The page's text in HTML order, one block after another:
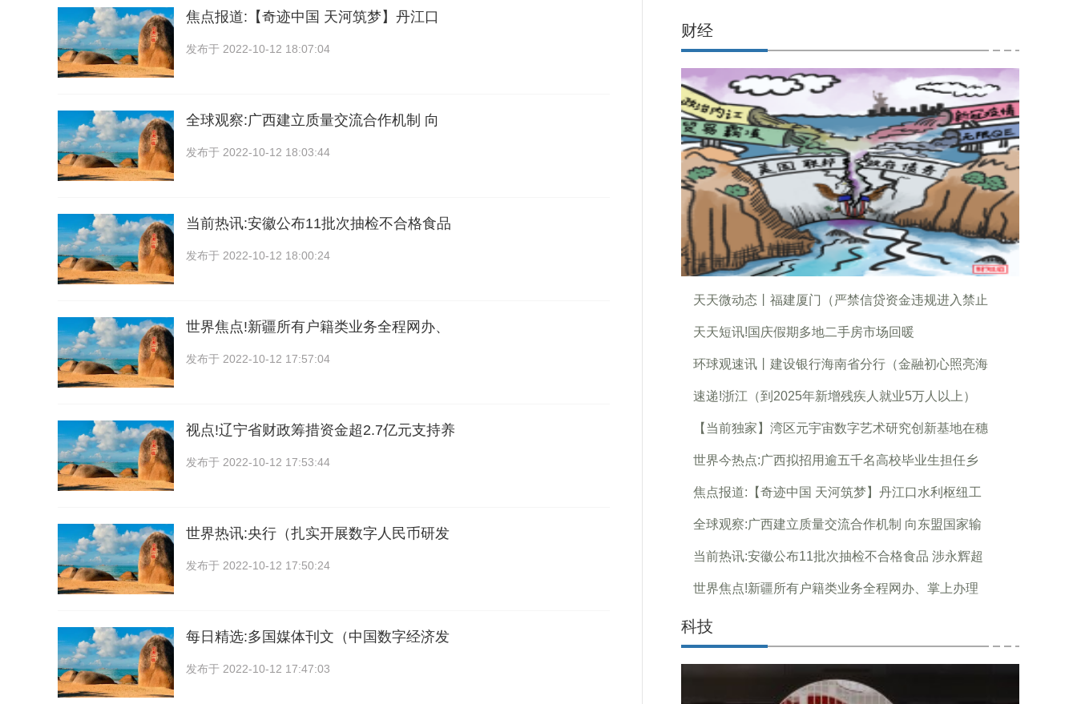
焦点报道:【奇迹中国 天河筑梦】丹江口
发布于 2022-10-12 18:07:04
全球观察:广西建立质量交流合作机制 向
发布于 2022-10-12 18:03:44
当前热讯:安徽公布11批次抽检不合格食品
发布于 2022-10-12 18:00:24
世界焦点!新疆所有户籍类业务全程网办、
发布于 2022-10-12 17:57:04
视点!辽宁省财政筹措资金超2.7亿元支持养
发布于 2022-10-12 17:53:44
世界热讯:央行（扎实开展数字人民币研发
发布于 2022-10-12 17:50:24
每日精选:多国媒体刊文（中国数字经济发
发布于 2022-10-12 17:47:03
财经
天天微动态丨福建厦门（严禁信贷资金违规进入禁止
天天短讯!国庆假期多地二手房市场回暖
环球观速讯丨建设银行海南省分行（金融初心照亮海
速递!浙江（到2025年新增残疾人就业5万人以上）
【当前独家】湾区元宇宙数字艺术研究创新基地在穗
世界今热点:广西拟招用逾五千名高校毕业生担任乡
焦点报道:【奇迹中国 天河筑梦】丹江口水利枢纽工
全球观察:广西建立质量交流合作机制 向东盟国家输
当前热讯:安徽公布11批次抽检不合格食品 涉永辉超
世界焦点!新疆所有户籍类业务全程网办、掌上办理
科技